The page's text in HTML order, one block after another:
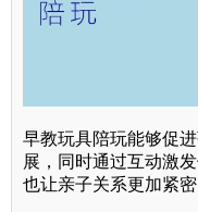
早教玩具陪玩能够促
展，同时通过互动激
也让亲子关系更加紧